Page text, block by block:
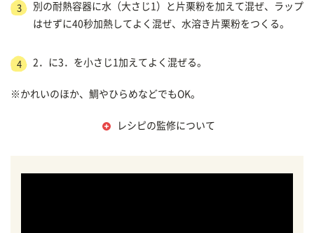
3
別の耐熱容器に水（大さじ1）と片栗粉を加えて混ぜ、ラップ
はせずに40秒加熱してよく混ぜ、水溶き片栗粉をつくる。
4 2．に3．を小さじ1加えてよく混ぜる。
※かれいのほか、鯛やひらめなどでもOK。
レシピの監修について